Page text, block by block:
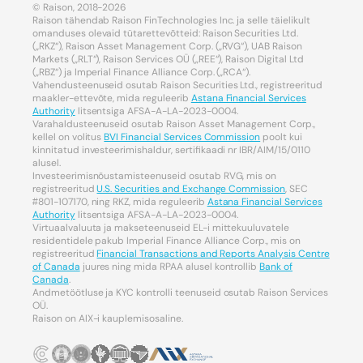
© Raison, 2018-2026
Raison tähendab Raison FinTechnologies Inc. ja selle täielikult
omanduses olevaid tütarettevõtteid: Raison Securities Ltd.
(„RKZ“), Raison Asset Management Corp. („RVG“), UAB Raison
Markets („RLT“), Raison Services OÜ („REE“), Raison Digital Ltd
(„RBZ“) ja Imperial Finance Alliance Corp. („RCA“).
Vahendusteenuseid osutab Raison Securities Ltd., registreeritud
maakler-ettevõte, mida reguleerib Astana Financial Services
Authoritylitsentsiga AFSA-A-LA-2023-0004.
Varahaldusteenuseid osutab Raison Asset Management Corp.,
kellel on volitusBVI Financial Services Commission poolt kui
kinnitatud investeerimishaldur, sertifikaadi nr IBR/AIM/15/0110
alusel.
Investeerimisnõustamisteenuseid osutab RVG, mis on
registreeritudU.S. Securities and Exchange Commission, SEC
#801-107170, ning RKZ, mida reguleerib Astana Financial Services
Authoritylitsentsiga AFSA-A-LA-2023-0004.
Virtuaalvaluuta ja makseteenuseid EL-i mittekuuluvatele
residentidele pakub Imperial Finance Alliance Corp., mis on
registreeritudFinancial Transactions and Reports Analysis Centre
of Canada juures ning mida RPAA alusel kontrollibBank of
Canada.
Andmetöötluse ja KYC kontrolli teenuseid osutab Raison Services
OÜ.
Raison on AIX-i kauplemisosaline.